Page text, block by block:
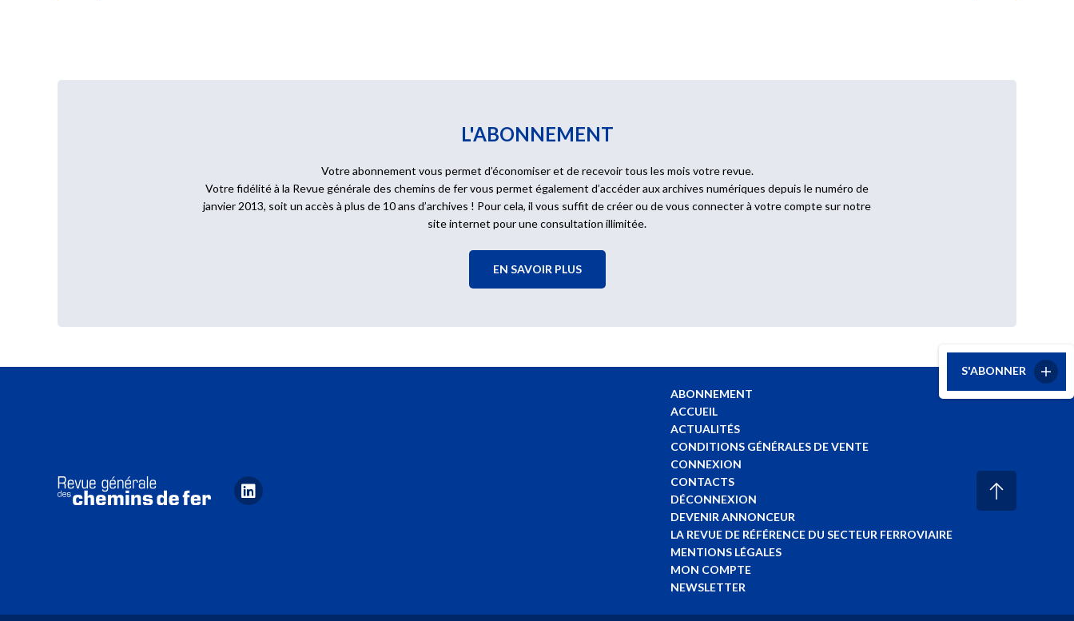
L'ABONNEMENT
Votre abonnement vous permet d’économiser et de recevoir tous les mois votre revue.
Votre fidélité à la Revue générale des chemins de fer vous permet également d’accéder aux archives numériques depuis le numéro de
janvier 2013, soit un accès à plus de 10 ans d’archives ! Pour cela, il vous suffit de créer ou de vous connecter à votre compte sur notre
site internet pour une consultation illimitée.
EN SAVOIR PLUS
ABONNEMENT
ACCUEIL
ACTUALITÉS
CONDITIONS GÉNÉRALES DE VENTE
CONNEXION
CONTACTS
DÉCONNEXION
DEVENIR ANNONCEUR
LA REVUE DE RÉFÉRENCE DU SECTEUR FERROVIAIRE
MENTIONS LÉGALES
MON COMPTE
NEWSLETTER
S'ABONNER